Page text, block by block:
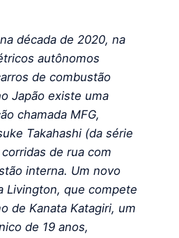
década de 2020, na
autônomos
de combustão
Japão existe uma
chamada MFG,
Takahashi (da série
de rua com
interna. Um novo
Livington, que compete
de Kanata Katagiri, um
de 19 anos,